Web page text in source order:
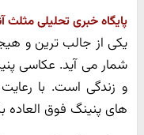
پایگاه خبری تحلیلی مثلث
یکی از جالب ترین و
شمار می آید. عکاسی
و زندگی است. با
های پنینگ فوق العاده